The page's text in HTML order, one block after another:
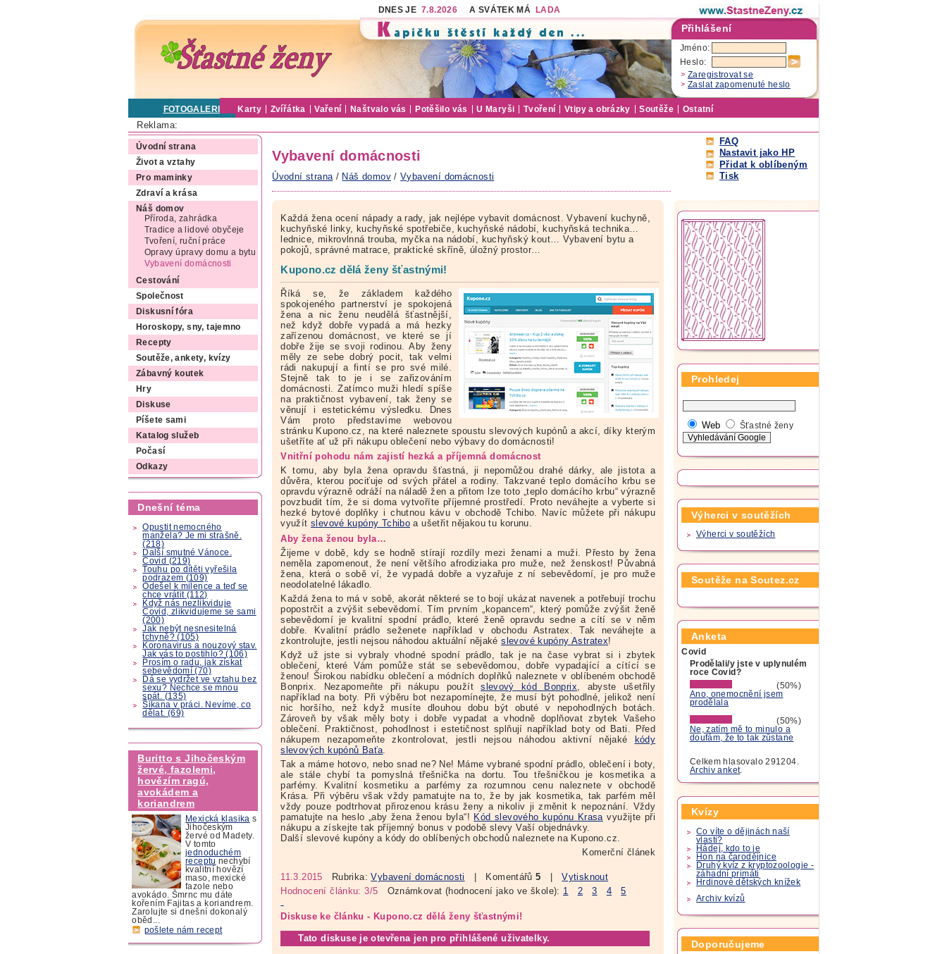
DNES JE 7.8.2026 A SVÁTEK MÁ LADA
Přihlášení
Jméno:
Heslo:
Zaregistrovat se
Zaslat zapomenuté heslo
FOTOGALERIE Karty Zvířátka Vaření Naštvalo vás Potěšilo vás U Maryši Tvoření Vtipy a obrázky Soutěže Ostatní
Reklama:
Úvodní strana
Život a vztahy
Pro maminky
Zdraví a krása
Náš domov
Příroda, zahrádka
Tradice a lidové obyčeje
Tvoření, ruční práce
Opravy úpravy domu a bytu
Vybavení domácnosti
Cestování
Společnost
Diskusní fóra
Horoskopy, sny, tajemno
Recepty
Soutěže, ankety, kvízy
Zábavný koutek
Hry
Diskuse
Píšete sami
Katalog služeb
Počasí
Odkazy
Dnešní téma
Opustit nemocného
manžela? Je mi strašně.
(218)
Další smutné Vánoce.
Covid (219)
Touhu po dítěti vyřešila
podrazem (109)
Odešel k milence a teď se
chce vrátit (112)
Když nás nezlikviduje
Covid, zlikvidujeme se sami
(200)
Jak nebýt nesnesitelná
tchyně? (105)
Koronavirus a nouzový stav.
Jak vás to postihlo? (106)
Prosím o radu, jak získat
sebevědomí (70)
Dá se vydržet ve vztahu bez
sexu? Nechce se mnou
spát. (135)
Šikana v práci. Nevíme, co
dělat. (69)
Buritto s Jihočeským
žervé, fazolemi,
hovězím ragú,
avokádem a
koriandrem
Mexická klasika s
Jihočeským
žervé od Madety.
V tomto
jednoduchém
receptu nechybí
kvalitní hovězí
maso, mexické
fazole nebo
avokádo. Šmrnc mu dáte
kořením Fajitas a koriandrem.
Zarolujte si dnešní dokonalý
oběd...
pošlete nám recept
Vybavení domácnosti
Úvodní strana / Náš domov/Vybavení domácnosti
FAQ
Nastavit jako HP
Přidat k oblíbeným
Tisk
Každá žena ocení nápady a rady, jak nejlépe vybavit domácnost. Vybavení kuchyně,
kuchyňské linky, kuchyňské spotřebiče, kuchyňské nádobí, kuchyňská technika…
lednice, mikrovlnná trouba, myčka na nádobí, kuchyňský kout… Vybavení bytu a
pokojů, správné matrace, praktické skříně, úložný prostor…
Kupono.cz dělá ženy šťastnými!
Říká se, že základem každého
spokojeného partnerství je spokojená
žena a nic ženu neudělá šťastnější,
než když dobře vypadá a má hezky
zařízenou domácnost, ve které se jí
dobře žije se svoji rodinou. Aby ženy
měly ze sebe dobrý pocit, tak velmi
rádi nakupují a fintí se pro své milé.
Stejně tak to je i se zařizováním
domácnosti. Zatímco muži hledí spíše
na praktičnost vybavení, tak ženy se
věnují i estetickému výsledku. Dnes
Vám proto představíme webovou
stránku Kupono.cz, na které naleznete spoustu slevových kupónů a akcí, díky kterým
ušetříte ať už při nákupu oblečení nebo výbavy do domácnosti!
Vnitřní pohodu nám zajistí hezká a příjemná domácnost
K tomu, aby byla žena opravdu šťastná, ji nepomůžou drahé dárky, ale jistota a
důvěra, kterou pociťuje od svých přátel a rodiny. Takzvané teplo domácího krbu se
opravdu výrazně odráží na náladě žen a přitom lze toto „teplo domácího krbu“ výrazně
povzbudit tím, že si doma vytvoříte příjemné prostředí. Proto neváhejte a vyberte si
hezké bytové doplňky i chutnou kávu v obchodě Tchibo. Navíc můžete při nákupu
využít slevové kupóny Tchibo a ušetřit nějakou tu korunu.
Aby žena ženou byla…
Žijeme v době, kdy se hodně stírají rozdíly mezi ženami a muži. Přesto by žena
neměla zapomenout, že není většího afrodiziaka pro muže, než ženskost! Půvabná
žena, která o sobě ví, že vypadá dobře a vyzařuje z ní sebevědomí, je pro muže
neodolatelné lákadlo.
Každá žena to má v sobě, akorát některé se to bojí ukázat navenek a potřebují trochu
popostrčit a zvýšit sebevědomí. Tím prvním „kopancem“, který pomůže zvýšit ženě
sebevědomí je kvalitní spodní prádlo, které ženě opravdu sedne a cítí se v něm
dobře. Kvalitní prádlo seženete například v obchodu Astratex. Tak neváhejte a
zkontrolujte, jestli nejsou náhodou aktuální nějakéslevové kupóny Astratex!
Když už jste si vybraly vhodné spodní prádlo, tak je na čase vybrat si i zbytek
oblečení, které Vám pomůže stát se sebevědomou, dobře vypadající a cítící se
ženou! Širokou nabídku oblečení a módních doplňků naleznete v oblíbeném obchodě
Bonprix. Nezapomeňte při nákupu použítslevový kód Bonprix , abyste ušetřily
například na boty. Při výběru bot nezapomínejte, že musí být pohodlné, jelikož není
nic horšího, než když musíte dlouhou dobu být obuté v nepohodlných botách.
Zároveň by však měly boty i dobře vypadat a vhodně doplňovat zbytek Vašeho
oblečení. Praktičnost, pohodlnost i estetičnost splňují například boty od Bati. Před
nákupem nezapomeňte zkontrolovat, jestli nejsou náhodou aktivní nějaké kódy
slevových kupónů Baťa
Tak a máme hotovo, nebo snad ne? Ne! Máme vybrané spodní prádlo, oblečení i boty,
ale stále chybí ta pomyslná třešnička na dortu. Tou třešničkou je kosmetika a
parfémy. Kvalitní kosmetiku a parfémy za rozumnou cenu naleznete v obchodě
Krása. Při výběru však vždy pamatujte na to, že by jak kosmetika, tak parfém měl
vždy pouze podtrhovat přirozenou krásu ženy a nikoliv ji změnit k nepoznání. Vždy
pamatujte na heslo „aby žena ženou byla“! Kód slevového kupónu Krasa využijte při
nákupu a získejte tak příjemný bonus v podobě slevy Vaší objednávky.
Další slevové kupóny a kódy do oblíbených obchodů naleznete na Kupono.cz.
Komerční článek
11.3.2015 Rubrika:Vybavení domácnosti | Komentářů5 |Vytisknout
Hodnocení článku: 3/5 Oznámkovat (hodnocení jako ve škole): 1 2 3 4 5
Diskuse ke článku - Kupono.cz dělá ženy šťastnými!
Tato diskuse je otevřena jen pro přihlášené uživatelky.
Prohledej
Web Šťastné ženy
Výherci v soutěžích
Výherci v soutěžích
Soutěže na Soutez.cz
Anketa
Covid
Prodělali/y jste v uplynulém
roce Covid?
(50%)
Ano, onemocnění jsem
prodělala
(50%)
Ne, zatím mě to minulo a
doufám, že to tak zůstane
Celkem hlasovalo 291204.
Archiv anket.
Kvízy
Co víte o dějinách naší
vlasti?
Hádej, kdo to je
Hon na čarodějnice
Druhý kvíz z kryptozoologie -
záhadní primáti
Hrdinové dětských knížek
Archiv kvízů
Doporučujeme